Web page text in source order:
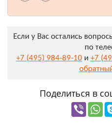
Если у Вас остались
по
+7 (495) 984-89-10и +7
Поделиться в